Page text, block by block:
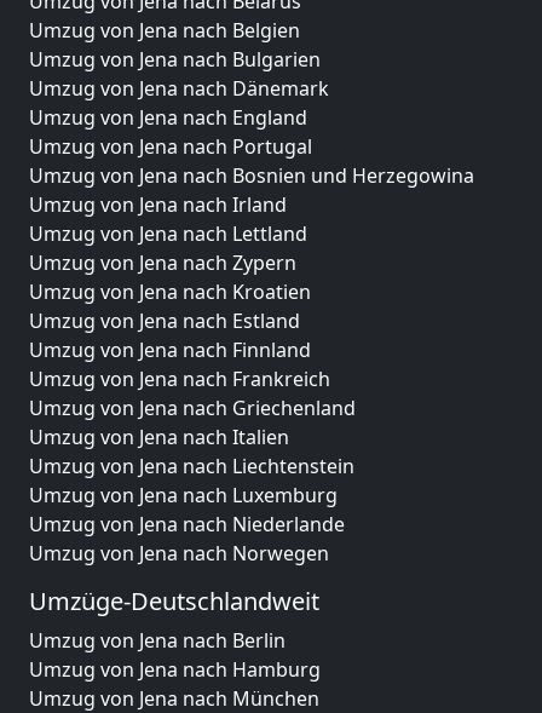
Umzug von Jena nach Belgien
Umzug von Jena nach Bulgarien
Umzug von Jena nach Dänemark
Umzug von Jena nach England
Umzug von Jena nach Portugal
Umzug von Jena nach Bosnien und Herzegowina
Umzug von Jena nach Irland
Umzug von Jena nach Lettland
Umzug von Jena nach Zypern
Umzug von Jena nach Kroatien
Umzug von Jena nach Estland
Umzug von Jena nach Finnland
Umzug von Jena nach Frankreich
Umzug von Jena nach Griechenland
Umzug von Jena nach Italien
Umzug von Jena nach Liechtenstein
Umzug von Jena nach Luxemburg
Umzug von Jena nach Niederlande
Umzug von Jena nach Norwegen
Umzüge-Deutschlandweit
Umzug von Jena nach Berlin
Umzug von Jena nach Hamburg
Umzug von Jena nach München